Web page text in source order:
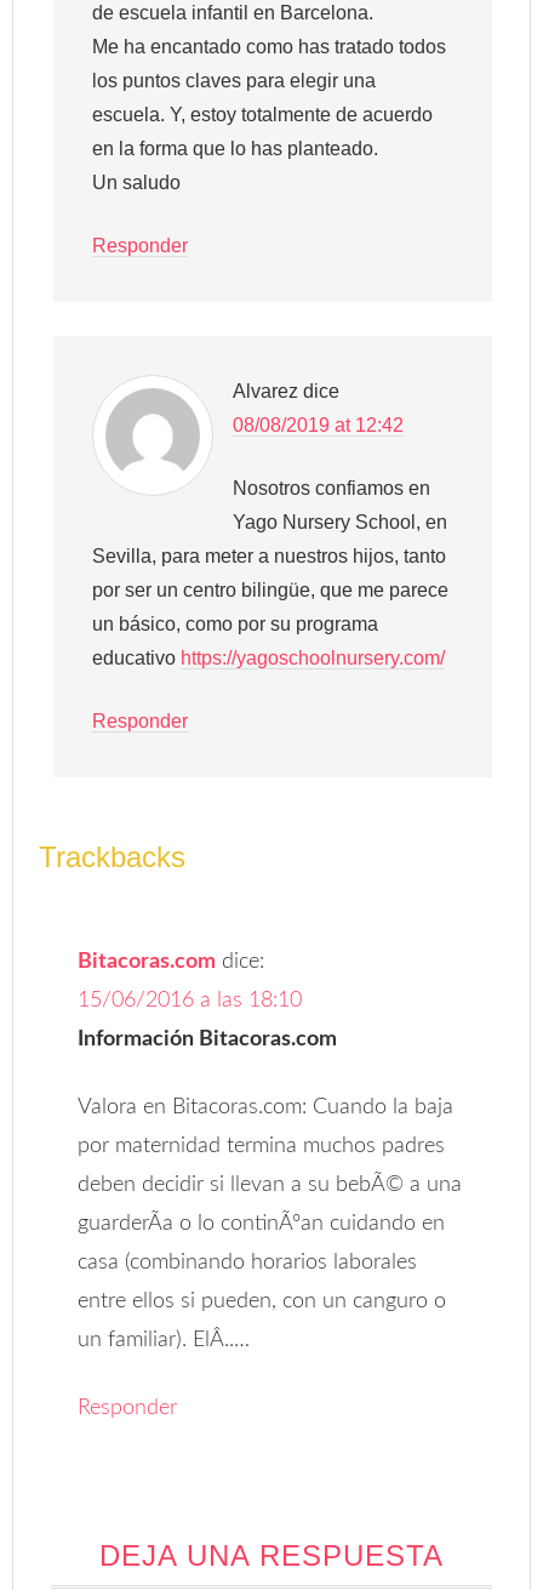
de escuela infantil en Barcelona.
Me ha encantado como has tratado todos
los puntos claves para elegir una
escuela. Y, estoy totalmente de acuerdo
en la forma que lo has planteado.
Un saludo
Responder
Alvarez dice
08/08/2019 at 12:42
Nosotros confiamos en
Yago Nursery School, en
Sevilla, para meter a nuestros hijos, tanto
por ser un centro bilingüe, que me parece
un básico, como por su programa
educativo https://yagoschoolnursery.com/
Responder
Trackbacks
Bitacoras.com dice:
15/06/2016 a las 18:10
Información Bitacoras.com
Valora en Bitacoras.com: Cuando la baja
por maternidad termina muchos padres
deben decidir si llevan a su bebÃ© a una
guarderÃ­a o lo continÃºan cuidando en
casa (combinando horarios laborales
entre ellos si pueden, con un canguro o
un familiar). ElÂ..…
Responder
DEJA UNA RESPUESTA